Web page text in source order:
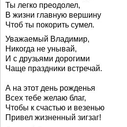
Ты легко преодолел,
В жизни главную вершину
Чтоб ты покорить сумел.
Уважаемый Владимир,
Никогда не унывай,
И с друзьями дорогими
Чаще праздники встречай.
А на этот день рожденья
Всех тебе желаю благ,
Чтобы к счастью и везенью
Привел жизненный зигзаг!